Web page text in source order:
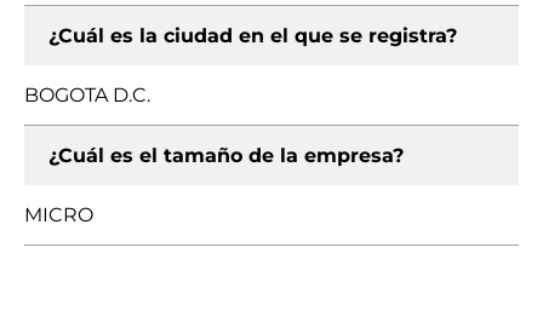
¿Cuál es la ciudad en el que se registra?
BOGOTA D.C.
¿Cuál es el tamaño de la empresa?
MICRO